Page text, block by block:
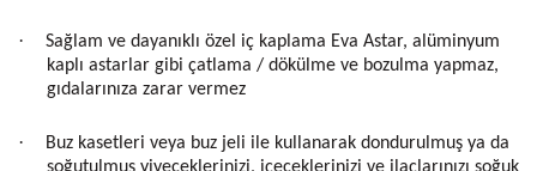
·
Sağlam ve dayanıklı özel iç kaplama Eva Astar, alüminyum
kaplı astarlar gibi çatlama / dökülme ve bozulma yapmaz,
gıdalarınıza zarar vermez
·
Buz kasetleri veya buz jeli ile kullanarak dondurulmuş ya da